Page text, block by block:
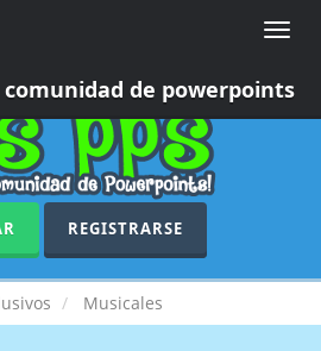
Toggle
comunidad de powerpoints
REGISTRARSE
Musicales